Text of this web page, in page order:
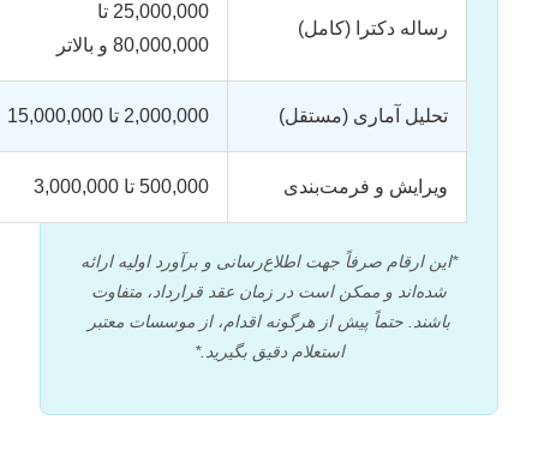
رساله دکترا (کامل)
25,000,000 تا
80,000,000 و بالاتر
تحلیل آماری (مستقل) 2,000,000 تا 15,000,000
ویرایش و فرمت‌بندی 500,000 تا 3,000,000
*این ارقام صرفاً جهت اطلاع‌رسانی و برآورد اولیه ارائه
شده‌اند و ممکن است در زمان عقد قرارداد، متفاوت
باشند. حتماً پیش از هرگونه اقدام، از موسسات معتبر
استعلام دقیق بگیرید.*